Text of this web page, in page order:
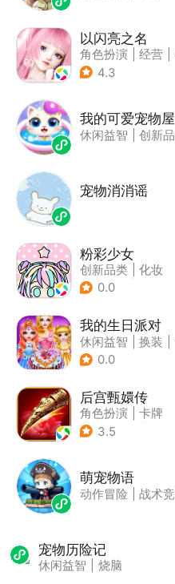
以闪亮之名
角色扮演 经营
| 二次元
4.3
我的可爱宠物
休闲益智 创新
宠物消消谣
粉彩少女
创新品类
化妆
| 女性向
0.0
我的生日派对
休闲益智 换装
0.0
后宫甄嬛传
角色扮演
卡牌
| 架空历史
3.5
萌宠物语
动作冒险 战术
宠物历险记
休闲益智 烧脑